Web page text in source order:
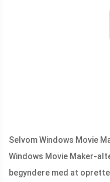
Selvom Windows Movie
Windows Movie Maker-
begyndere med at